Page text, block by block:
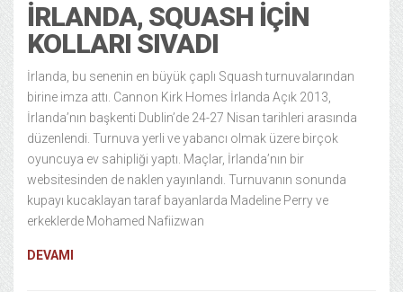
İRLANDA, SQUASH İÇIN
KOLLARI SIVADI
İrlanda, bu senenin en büyük çaplı Squash turnuvalarından
birine imza attı. Cannon Kirk Homes İrlanda Açık 2013,
İrlanda’nın başkenti Dublin’de 24-27 Nisan tarihleri arasında
düzenlendi. Turnuva yerli ve yabancı olmak üzere birçok
oyuncuya ev sahipliği yaptı. Maçlar, İrlanda’nın bir
websitesinden de naklen yayınlandı. Turnuvanın sonunda
kupayı kucaklayan taraf bayanlarda Madeline Perry ve
erkeklerde Mohamed Nafiizwan
DEVAMI